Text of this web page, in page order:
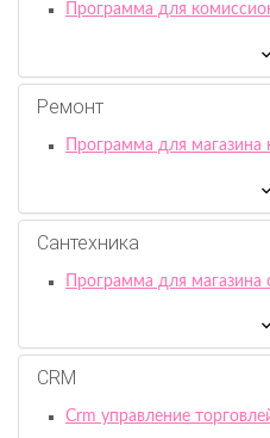
Программа для
Ремонт
Программа для магазина
Сантехника
Программа для магазина
CRM
Crm управление